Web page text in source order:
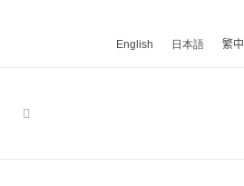
English 日本語 繁中